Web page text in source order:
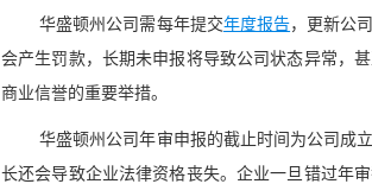
华盛顿州公司需每年提交年度报告，更新公
会产生罚款，长期未申报将导致公司状态异常，
商业信誉的重要举措。
华盛顿州公司年审申报的截止时间为公司成
长还会导致企业法律资格丧失。企业一旦错过年